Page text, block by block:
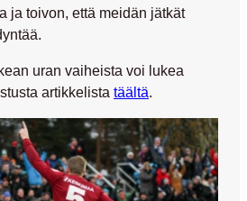
ja toivon, että meidän jätkät
uran vaiheista voi lukea
artikkelista täältä.